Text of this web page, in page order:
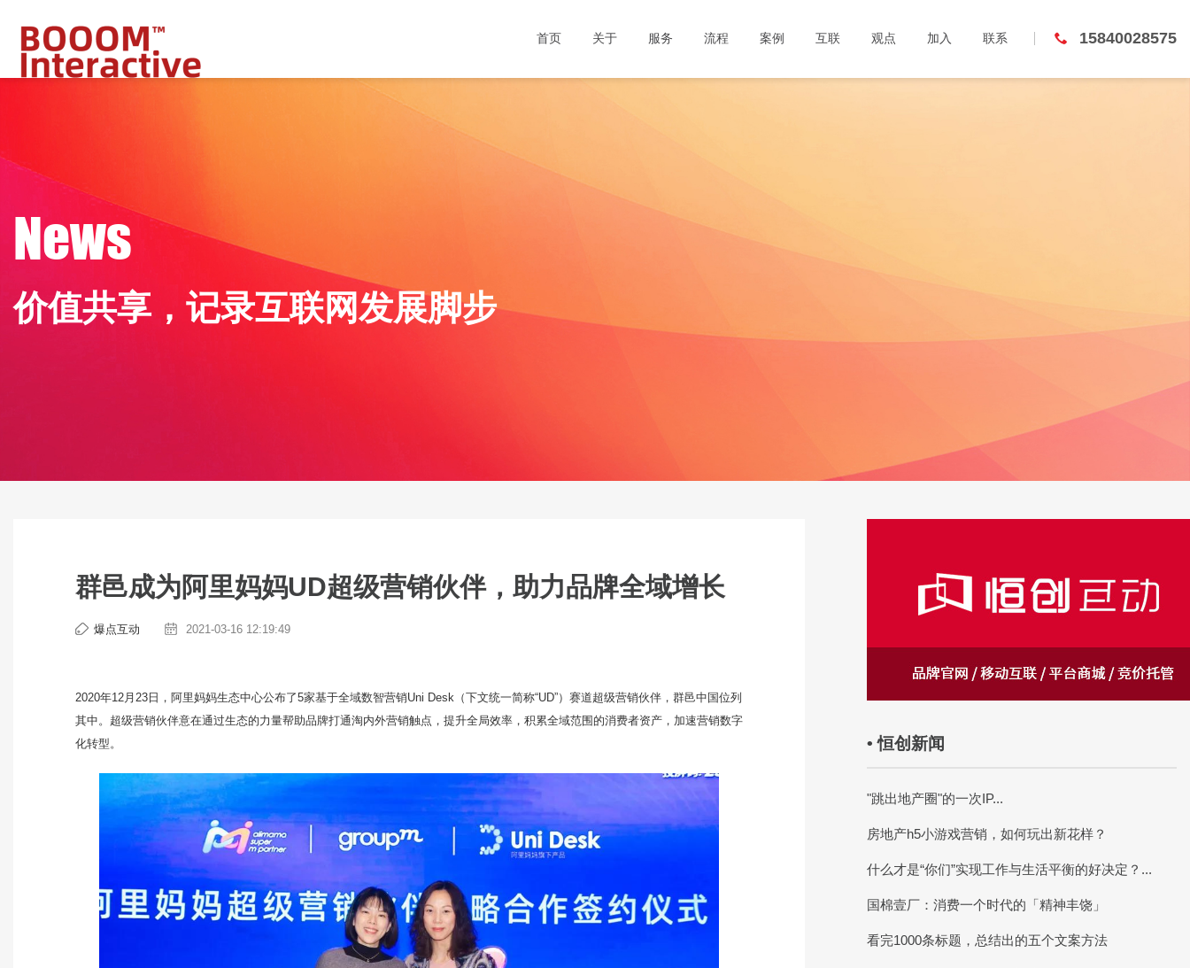
首页 关于 服务 流程 案例 互联 观点 加入 联系 15840028575
News
价值共享， 记录互联网发展脚步
群邑成为阿里妈妈UD超级营销伙伴，助力品牌全域增长
爆点互动 2021-03-16 12:19:49
2020年12月23日，阿里妈妈生态中心公布了5家基于全域数智营销Uni Desk（下文统一简称“UD”）赛道超级营销伙伴，群邑中国位列
其中。超级营销伙伴意在通过生态的力量帮助品牌打通淘内外营销触点，提升全局效率，积累全域范围的消费者资产，加速营销数字
化转型。
• 恒创新闻
"跳出地产圈"的一次IP...
房地产h5小游戏营销，如何玩出新花样？
什么才是“你们”实现工作与生活平衡的好决定？...
国棉壹厂：消费一个时代的「精神丰饶」
看完1000条标题，总结出的五个文案方法